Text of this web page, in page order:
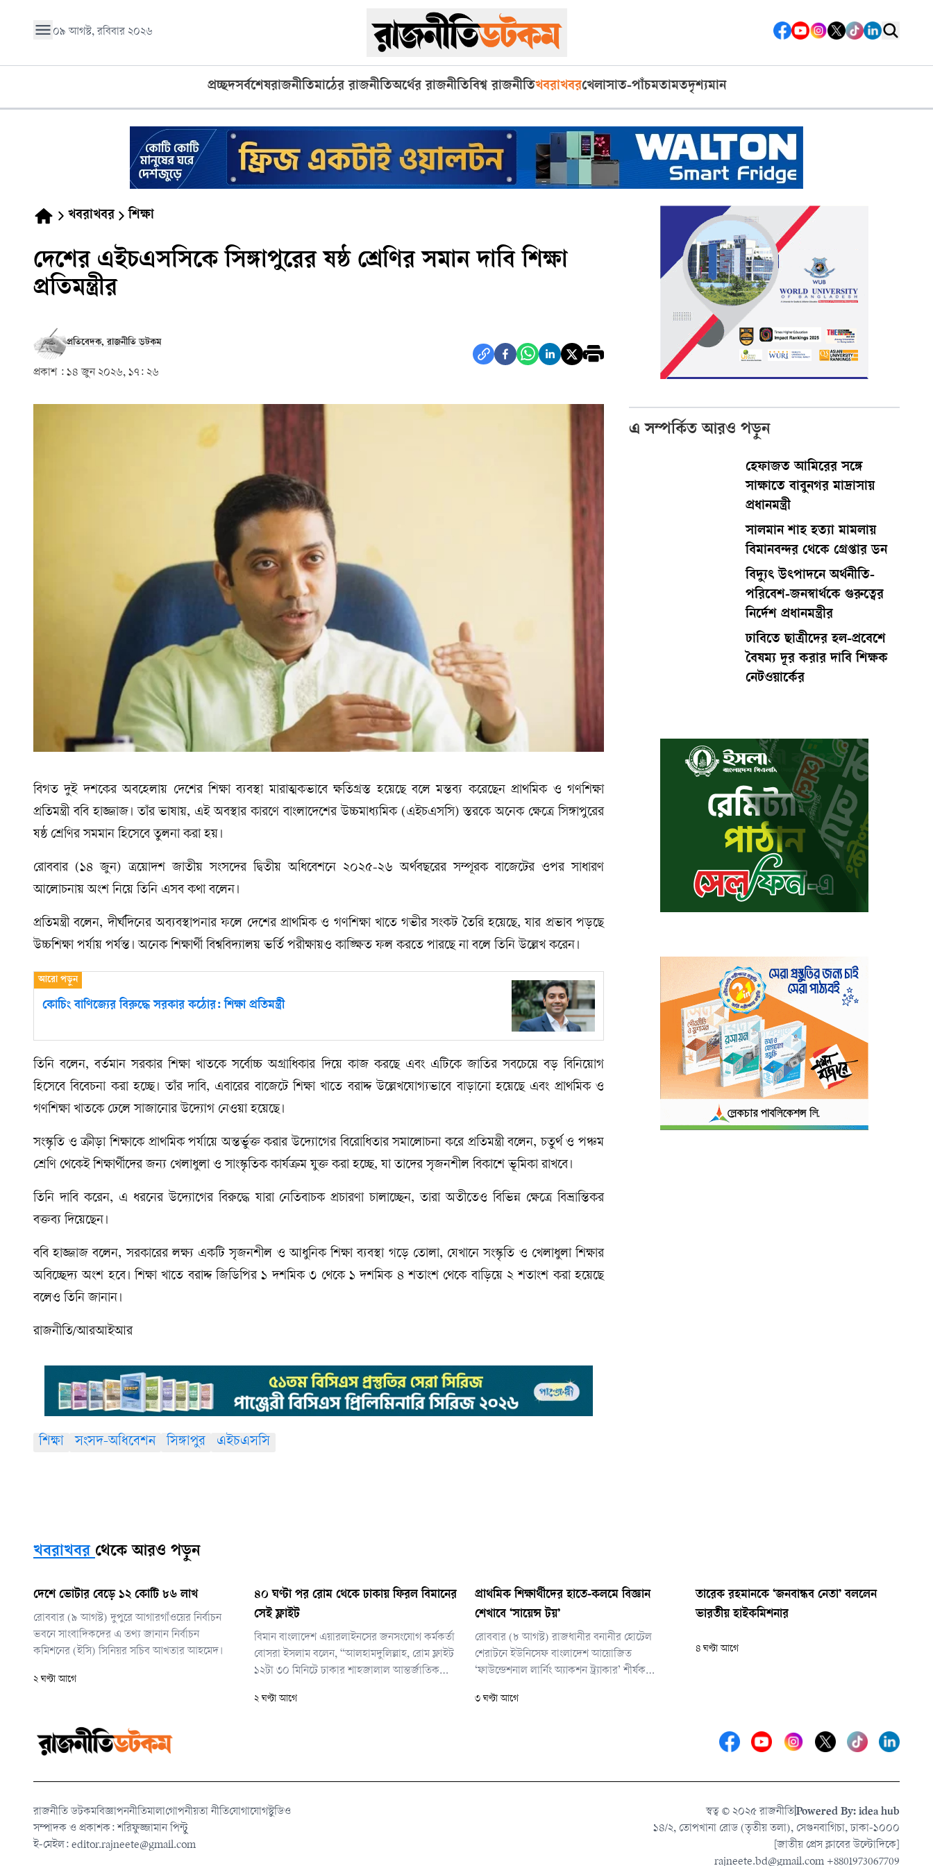
০৯ আগস্ট, রবিবার ২০২৬
প্রচ্ছদসর্বশেষরাজনীতিমাঠের রাজনীতিঅর্থের রাজনীতিবিশ্ব রাজনীতিখবরাখবরখেলাসাত-পাঁচমতামতদৃশ্যমান
খবরাখবর শিক্ষা
দেশের এইচএসসিকে সিঙ্গাপুরের ষষ্ঠ শ্রেণির সমান দাবি শিক্ষা
প্রতিমন্ত্রীর
প্রতিবেদক, রাজনীতি ডটকম
প্রকাশ : ১৪ জুন ২০২৬, ১৭: ২৬
বিগত দুই দশকের অবহেলায় দেশের শিক্ষা ব্যবস্থা মারাত্মকভাবে ক্ষতিগ্রস্ত হয়েছে বলে মন্তব্য করেছেন প্রাথমিক ও গণশিক্ষা
প্রতিমন্ত্রী ববি হাজ্জাজ। তাঁর ভাষায়, এই অবস্থার কারণে বাংলাদেশের উচ্চমাধ্যমিক (এইচএসসি) স্তরকে অনেক ক্ষেত্রে সিঙ্গাপুরের
ষষ্ঠ শ্রেণির সমমান হিসেবে তুলনা করা হয়।
রোববার (১৪ জুন) ত্রয়োদশ জাতীয় সংসদের দ্বিতীয় অধিবেশনে ২০২৫-২৬ অর্থবছরের সম্পূরক বাজেটের ওপর সাধারণ
আলোচনায় অংশ নিয়ে তিনি এসব কথা বলেন।
প্রতিমন্ত্রী বলেন, দীর্ঘদিনের অব্যবস্থাপনার ফলে দেশের প্রাথমিক ও গণশিক্ষা খাতে গভীর সংকট তৈরি হয়েছে, যার প্রভাব পড়ছে
উচ্চশিক্ষা পর্যায় পর্যন্ত। অনেক শিক্ষার্থী বিশ্ববিদ্যালয় ভর্তি পরীক্ষায়ও কাঙ্ক্ষিত ফল করতে পারছে না বলে তিনি উল্লেখ করেন।
কোচিং বাণিজ্যের বিরুদ্ধে সরকার কঠোর: শিক্ষা প্রতিমন্ত্রী
তিনি বলেন, বর্তমান সরকার শিক্ষা খাতকে সর্বোচ্চ অগ্রাধিকার দিয়ে কাজ করছে এবং এটিকে জাতির সবচেয়ে বড় বিনিয়োগ
হিসেবে বিবেচনা করা হচ্ছে। তাঁর দাবি, এবারের বাজেটে শিক্ষা খাতে বরাদ্দ উল্লেখযোগ্যভাবে বাড়ানো হয়েছে এবং প্রাথমিক ও
গণশিক্ষা খাতকে ঢেলে সাজানোর উদ্যোগ নেওয়া হয়েছে।
সংস্কৃতি ও ক্রীড়া শিক্ষাকে প্রাথমিক পর্যায়ে অন্তর্ভুক্ত করার উদ্যোগের বিরোধিতার সমালোচনা করে প্রতিমন্ত্রী বলেন, চতুর্থ ও পঞ্চম
শ্রেণি থেকেই শিক্ষার্থীদের জন্য খেলাধুলা ও সাংস্কৃতিক কার্যক্রম যুক্ত করা হচ্ছে, যা তাদের সৃজনশীল বিকাশে ভূমিকা রাখবে।
তিনি দাবি করেন, এ ধরনের উদ্যোগের বিরুদ্ধে যারা নেতিবাচক প্রচারণা চালাচ্ছেন, তারা অতীতেও বিভিন্ন ক্ষেত্রে বিভ্রান্তিকর
বক্তব্য দিয়েছেন।
ববি হাজ্জাজ বলেন, সরকারের লক্ষ্য একটি সৃজনশীল ও আধুনিক শিক্ষা ব্যবস্থা গড়ে তোলা, যেখানে সংস্কৃতি ও খেলাধুলা শিক্ষার
অবিচ্ছেদ্য অংশ হবে। শিক্ষা খাতে বরাদ্দ জিডিপির ১ দশমিক ৩ থেকে ১ দশমিক ৪ শতাংশ থেকে বাড়িয়ে ২ শতাংশ করা হয়েছে
বলেও তিনি জানান।
রাজনীতি/আরআইআর
শিক্ষা সংসদ-অধিবেশন সিঙ্গাপুর এইচএসসি
এ সম্পর্কিত আরও পড়ুন
হেফাজত আমিরের সঙ্গে
সাক্ষাতে বাবুনগর মাদ্রাসায়
প্রধানমন্ত্রী
সালমান শাহ হত্যা মামলায়
বিমানবন্দর থেকে গ্রেপ্তার ডন
বিদ্যুৎ উৎপাদনে অর্থনীতি-
পরিবেশ-জনস্বার্থকে গুরুত্বের
নির্দেশ প্রধানমন্ত্রীর
ঢাবিতে ছাত্রীদের হল-প্রবেশে
বৈষম্য দূর করার দাবি শিক্ষক
নেটওয়ার্কের
খবরাখবর থেকে আরও পড়ুন
দেশে ভোটার বেড়ে ১২ কোটি ৮৬ লাখ
রোববার (৯ আগস্ট) দুপুরে আগারগাঁওয়ের নির্বাচন
ভবনে সাংবাদিকদের এ তথ্য জানান নির্বাচন
কমিশনের (ইসি) সিনিয়র সচিব আখতার আহমেদ।
২ ঘণ্টা আগে
৪০ ঘণ্টা পর রোম থেকে ঢাকায় ফিরল বিমানের
সেই ফ্লাইট
বিমান বাংলাদেশ এয়ারলাইনসের জনসংযোগ কর্মকর্তা
বোসরা ইসলাম বলেন, “আলহামদুলিল্লাহ, রোম ফ্লাইট
১২টা ৩০ মিনিটে ঢাকার শাহজালাল আন্তর্জাতিক
২ ঘণ্টা আগে
প্রাথমিক শিক্ষার্থীদের হাতে-কলমে বিজ্ঞান
শেখাবে ‘সায়েন্স টয়’
রোববার (৮ আগস্ট) রাজধানীর বনানীর হোটেল
শেরাটনে ইউনিসেফ বাংলাদেশ আয়োজিত
‘ফাউন্ডেশনাল লার্নিং অ্যাকশন ট্র্যাকার’ শীর্ষক
প্রতিমন্ত্রী।
৩ ঘণ্টা আগে
তারেক রহমানকে ‘জনবান্ধব নেতা’ বললেন
ভারতীয় হাইকমিশনার
৪ ঘণ্টা আগে
রাজনীতি ডটকমবিজ্ঞাপননীতিমালাগোপনীয়তা নীতিযোগাযোগস্টুডিও
সম্পাদক ও প্রকাশক: শরিফুজ্জামান পিন্টু
ই-মেইল: editor.rajneete@gmail.com
স্বত্ব © ২০২৫ রাজনীতিPowered By: idea hub
১৪/২, তোপখানা রোড (তৃতীয় তলা), সেগুনবাগিচা, ঢাকা-১০০০
[জাতীয় প্রেস ক্লাবের উল্টোদিকে]
rajneete.bd@gmail.com +8801973067709